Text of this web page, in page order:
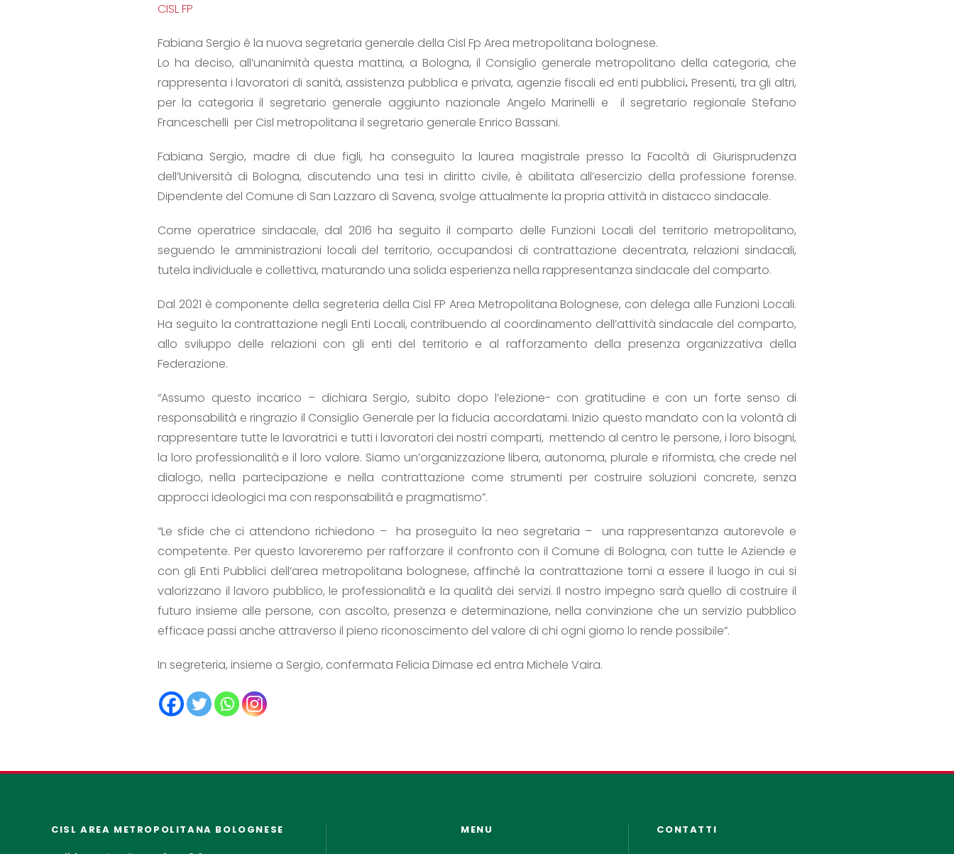
CISL FP
Fabiana Sergio è la nuova segretaria generale della Cisl Fp Area metropolitana bolognese.
Lo ha deciso, all’unanimità questa mattina, a Bologna, il Consiglio generale metropolitano della categoria, che
rappresenta i lavoratori di sanità, assistenza pubblica e privata, agenzie fiscali ed enti pubblici. Presenti, tra gli altri,
per la categoria il segretario generale aggiunto nazionale Angelo Marinelli e il segretario regionale Stefano
Franceschelli per Cisl metropolitana il segretario generale Enrico Bassani.
Fabiana Sergio, madre di due figli, ha conseguito la laurea magistrale presso la Facoltà di Giurisprudenza
dell’Università di Bologna, discutendo una tesi in diritto civile, è abilitata all’esercizio della professione forense.
Dipendente del Comune di San Lazzaro di Savena, svolge attualmente la propria attività in distacco sindacale.
Come operatrice sindacale, dal 2016 ha seguito il comparto delle Funzioni Locali del territorio metropolitano,
seguendo le amministrazioni locali del territorio, occupandosi di contrattazione decentrata, relazioni sindacali,
tutela individuale e collettiva, maturando una solida esperienza nella rappresentanza sindacale del comparto.
Dal 2021 è componente della segreteria della Cisl FP Area Metropolitana Bolognese, con delega alle Funzioni Locali.
Ha seguito la contrattazione negli Enti Locali, contribuendo al coordinamento dell’attività sindacale del comparto,
allo sviluppo delle relazioni con gli enti del territorio e al rafforzamento della presenza organizzativa della
Federazione.
“Assumo questo incarico – dichiara Sergio, subito dopo l’elezione- con gratitudine e con un forte senso di
responsabilità e ringrazio il Consiglio Generale per la fiducia accordatami. Inizio questo mandato con la volontà di
rappresentare tutte le lavoratrici e tutti i lavoratori dei nostri comparti, mettendo al centro le persone, i loro bisogni,
la loro professionalità e il loro valore. Siamo un’organizzazione libera, autonoma, plurale e riformista, che crede nel
dialogo, nella partecipazione e nella contrattazione come strumenti per costruire soluzioni concrete, senza
approcci ideologici ma con responsabilità e pragmatismo”.
“Le sfide che ci attendono richiedono – ha proseguito la neo segretaria – una rappresentanza autorevole e
competente. Per questo lavoreremo per rafforzare il confronto con il Comune di Bologna, con tutte le Aziende e
con gli Enti Pubblici dell’area metropolitana bolognese, affinché la contrattazione torni a essere il luogo in cui si
valorizzano il lavoro pubblico, le professionalità e la qualità dei servizi. Il nostro impegno sarà quello di costruire il
futuro insieme alle persone, con ascolto, presenza e determinazione, nella convinzione che un servizio pubblico
efficace passi anche attraverso il pieno riconoscimento del valore di chi ogni giorno lo rende possibile”.
In segreteria, insieme a Sergio, confermata Felicia Dimase ed entra Michele Vaira.
CISL AREA METROPOLITANA BOLOGNESE MENU CONTATTI